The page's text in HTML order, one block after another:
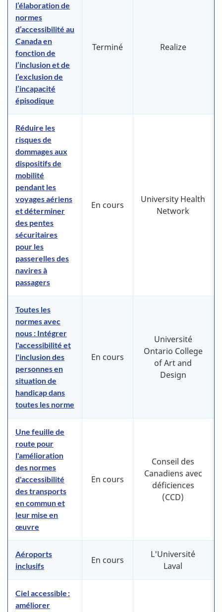
l’élaboration de
normes
d’accessibilité au
Canada en
fonction de
l’inclusion et de
l’exclusion de
l’incapacité
épisodique
Terminé Realize
Réduire les
risques de
dommages aux
dispositifs de
mobilité
pendant les
voyages aériens
et déterminer
des pentes
sécuritaires
pour les
passerelles des
navires à
passagers
En cours
University Health
Network
Toutes les
normes avec
nous : Intégrer
l'accessibilité et
l'inclusion des
personnes en
situation de
handicap dans
toutes les norme
En cours
Université
Ontario College
of Art and
Design
Une feuille de
route pour
l'amélioration
des normes
d'accessibilité
des transports
en commun et
leur mise en
œuvre
En cours
Conseil des
Canadiens avec
déficiences
(CCD)
Aéroports
inclusifs
En cours
L'Université
Laval
Ciel accessible :
améliorer